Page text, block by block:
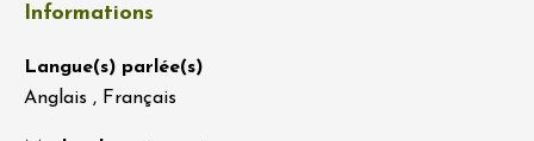
Informations
Langue(s) parlée(s)
Anglais , Français